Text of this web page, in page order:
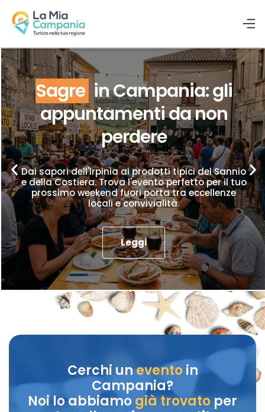
Sagre in Campania: gli
appuntamenti da non
perdere
Dai sapori dell'Irpinia ai prodotti tipici del Sannio
e della Costiera. Trova l'evento perfetto per il tuo
prossimo weekend fuori porta tra eccellenze
locali e convivialità.
Leggi
Cerchi unevento in
Campania?
Noi lo abbiamo già trovatoper